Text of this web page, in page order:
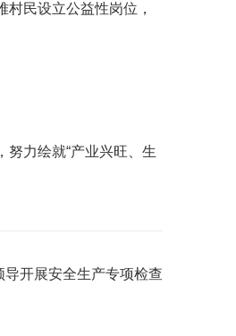
民设立公益性岗位，
力绘就“产业兴旺、生
导开展安全生产专项检查